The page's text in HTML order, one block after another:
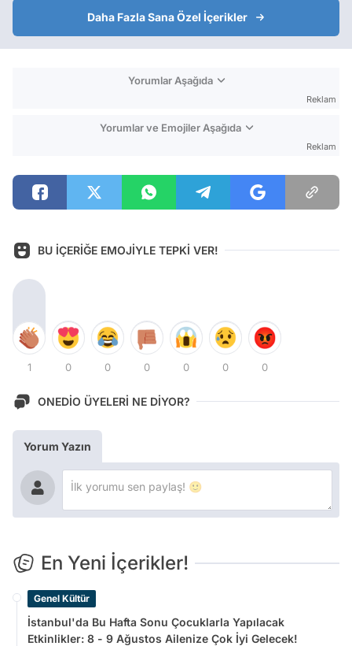
Daha Fazla Sana Özel İçerikler
Yorumlar Aşağıda
Reklam
Yorumlar ve Emojiler Aşağıda
Reklam
BU İÇERİĞE EMOJİYLE TEPKİ VER!
1 0 0 0 0 0 0
ONEDİO ÜYELERİ NE DİYOR?
Yorum Yazın
En Yeni İçerikler!
Genel Kültür
İstanbul'da Bu Hafta Sonu Çocuklarla Yapılacak
Etkinlikler: 8 - 9 Ağustos Ailenize Çok İyi Gelecek!